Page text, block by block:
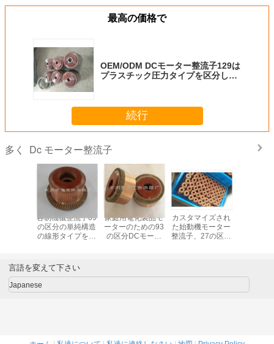
最高の価格で
OEM/ODM DCモーター整流子129は
プラスチック圧力タイプを区分しま
続行
多く Dc モーター整流子
容易機械整流子69
の区分の単純構造
の線形タイプを取
家庭用電化製品モ
ーターのための93
の区分DCモータ
カスタマイズされ
た始動機モーター
整流子、27の区分
言語を変えて下さい
Japanese